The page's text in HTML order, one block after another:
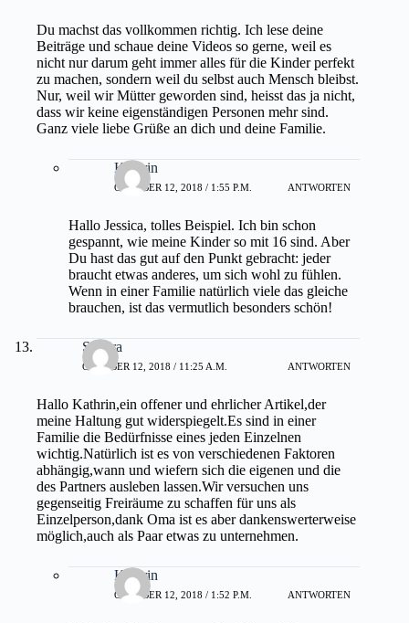
Du machst das vollkommen richtig. Ich lese deine
Beiträge und schaue deine Videos so gerne, weil es
nicht nur darum geht immer alles für die Kinder perfekt
zu machen, sondern weil du selbst auch Mensch bleibst.
Nur, weil wir Mütter geworden sind, heisst das ja nicht,
dass wir keine eigenständigen Personen mehr sind.
Ganz viele liebe Grüße an dich und deine Familie.
Kathrin
OKTOBER 12, 2018 / 1:55 P.M. ANTWORTEN
Hallo Jessica, tolles Beispiel. Ich bin schon
gespannt, wie meine Kinder so mit 16 sind. Aber
Du hast das gut auf den Punkt gebracht: jeder
braucht etwas anderes, um sich wohl zu fühlen.
Wenn in einer Familie natürlich viele das gleiche
brauchen, ist das vermutlich besonders schön!
Sandra
OKTOBER 12, 2018 / 11:25 A.M. ANTWORTEN
Hallo Kathrin,ein offener und ehrlicher Artikel,der
meine Haltung gut widerspiegelt.Es sind in einer
Familie die Bedürfnisse eines jeden Einzelnen
wichtig.Natürlich ist es von verschiedenen Faktoren
abhängig,wann und wiefern sich die eigenen und die
des Partners ausleben lassen.Wir versuchen uns
gegenseitig Freiräume zu schaffen für uns als
Einzelperson,dank Oma ist es aber dankenswerterweise
möglich,auch als Paar etwas zu unternehmen.
Kathrin
OKTOBER 12, 2018 / 1:52 P.M. ANTWORTEN